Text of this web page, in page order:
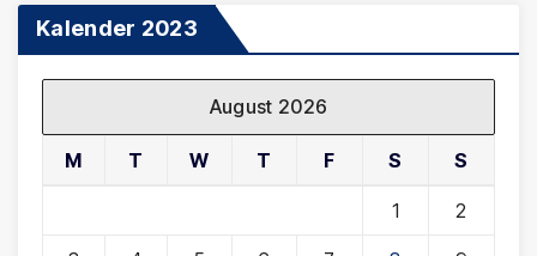
Kalender 2023
August 2026
M T W T F S S
1 2